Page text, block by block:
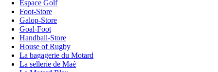
Espace Golf
Foot-Store
Galop-Store
Goal-Foot
Handball-Store
House of Rugby
La bagagerie du Motard
La sellerie de Maé